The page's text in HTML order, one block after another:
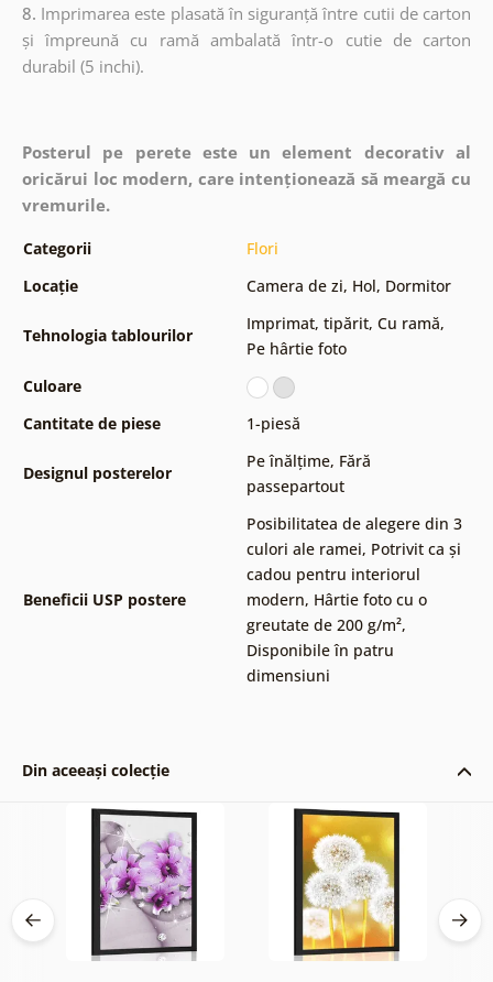
8. Imprimarea este plasată în siguranță între cutii de carton
și împreună cu ramă ambalată într-o cutie de carton
durabil (5 inchi).
Posterul pe perete este un element decorativ al
oricărui loc modern, care intenționează să meargă cu
vremurile.
Categorii
Flori
Locație
Camera de zi, Hol, Dormitor
Tehnologia tablourilor
Imprimat, tipărit, Cu ramă,
Pe hârtie foto
Culoare
Cantitate de piese
1-piesă
Designul posterelor
Pe înălțime, Fără
passepartout
Beneficii USP postere
Posibilitatea de alegere din 3
culori ale ramei, Potrivit ca și
cadou pentru interiorul
modern, Hârtie foto cu o
greutate de 200 g/m²,
Disponibile în patru
dimensiuni
Din aceeași colecție